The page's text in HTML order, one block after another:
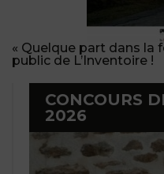
« Quelque part dans la
public de L’Inventoire !
CONCOURS
2026